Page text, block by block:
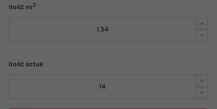
Ilość m2
Ilość sztuk